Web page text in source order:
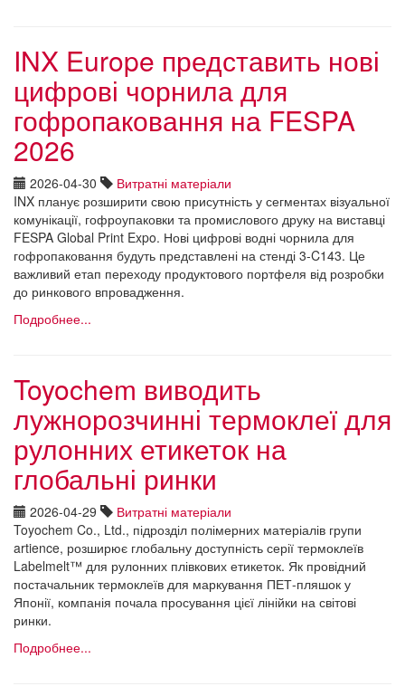
INX Europe представить нові
цифрові чорнила для
гофропаковання на FESPA
2026
2026-04-30
Витратні матеріали
INX планує розширити свою присутність у сегментах візуальної
комунікації, гофроупаковки та промислового друку на виставці
FESPA Global Print Expo. Нові цифрові водні чорнила для
гофропаковання будуть представлені на стенді 3-C143. Це
важливий етап переходу продуктового портфеля від розробки
до ринкового впровадження.
Подробнее...
Toyochem виводить
лужнорозчинні термоклеї для
рулонних етикеток на
глобальні ринки
2026-04-29
Витратні матеріали
Toyochem Co., Ltd., підрозділ полімерних матеріалів групи
artience, розширює глобальну доступність серії термоклеїв
Labelmelt™ для рулонних плівкових етикеток. Як провідний
постачальник термоклеїв для маркування ПЕТ-пляшок у
Японії, компанія почала просування цієї лінійки на світові
ринки.
Подробнее...